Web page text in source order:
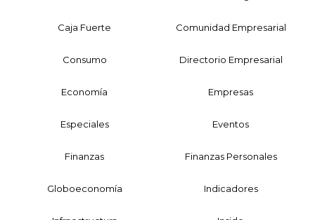
Caja Fuerte Comunidad Empresarial
Consumo Directorio Empresarial
Economía Empresas
Especiales Eventos
Finanzas Finanzas Personales
Globoeconomía Indicadores